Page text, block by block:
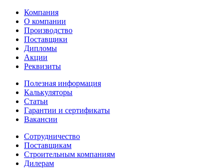
Компания
О компании
Производство
Поставщики
Дипломы
Акции
Реквизиты
Полезная информация
Калькуляторы
Статьи
Гарантии и сертификаты
Вакансии
Сотрудничество
Поставщикам
Строительным компаниям
Дилерам